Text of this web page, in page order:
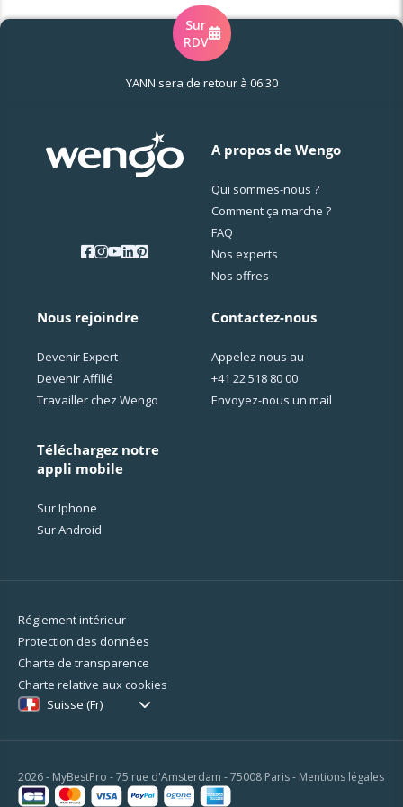
Sur
RDV
YANN sera de retour à 06:30
A propos de Wengo
Qui sommes-nous ?
Comment ça marche ?
FAQ
Nos experts
Nos offres
Nous rejoindre
Devenir Expert
Devenir Affilié
Travailler chez Wengo
Téléchargez notre
appli mobile
Sur Iphone
Sur Android
Contactez-nous
Appelez nous au
+41 22 518 80 00
Envoyez-nous un mail
Réglement intérieur
Protection des données
Charte de transparence
Charte relative aux cookies
Suisse (Fr)
2026 - MyBestPro - 75 rue d'Amsterdam - 75008 Paris - Mentions légales